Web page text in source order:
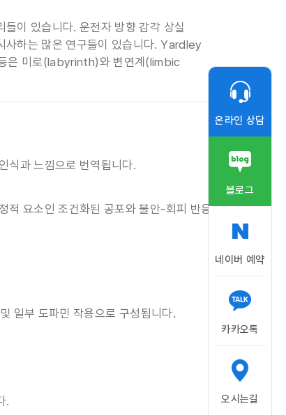
이 있습니다. 운전자 방향 감각 상실
사하는 많은 연구들이 있습니다. Yardley
은 미로(labyrinth)와 변연계(limbic
식과 느낌으로 번역됩니다.
적 요소인 조건화된 공포와 불안-회피 반응을
일부 도파민 작용으로 구성됩니다.
.
온라인 상담
블로그
네이버 예약
카카오톡
오시는길